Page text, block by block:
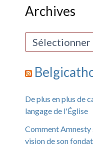
h
e
c
Archives
A
i
e
s
De plus en plus de
langage de l'Église
Comment
vision de son